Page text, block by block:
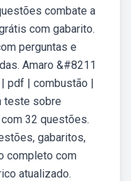
combate a
com gabarito.
perguntas e
Amaro &#8211
pdf | combustão |
teste sobre
32 questões.
gabaritos,
completo com
atualizado.